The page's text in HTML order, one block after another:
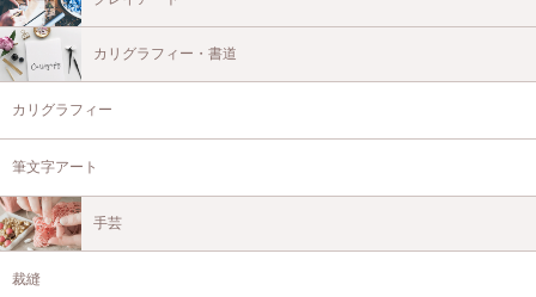
カリグラフィー・書道
カリグラフィー
筆文字アート
手芸
裁縫